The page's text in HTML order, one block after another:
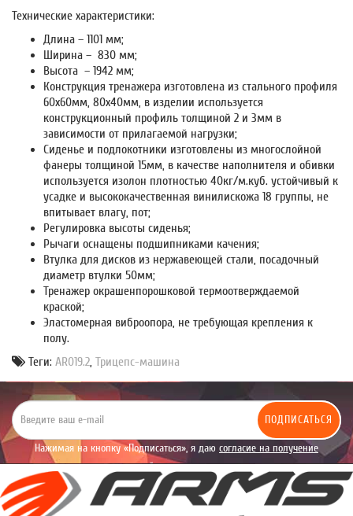
Технические характеристики:
Длина – 1101 мм;
Ширина – 830 мм;
Высота – 1942 мм;
Конструкция тренажера изготовлена из стального профиля
60х60мм, 80х40мм, в изделии используется
конструкционный профиль толщиной 2 и 3мм в
зависимости от прилагаемой нагрузки;
Сиденье и подлокотники изготовлены из многослойной
фанеры толщиной 15мм, в качестве наполнителя и обивки
используется изолон плотностью 40кг/м.куб. устойчивый к
усадке и высококачественная винилискожа 18 группы, не
впитывает влагу, пот;
Регулировка высоты сиденья;
Рычаги оснащены подшипниками качения;
Втулка для дисков из нержавеющей стали, посадочный
диаметр втулки 50мм;
Тренажер окрашенпорошковой термоотверждаемой
краской;
Эластомерная виброопора, не требующая крепления к
полу.
Теги: AR019.2, Трицепс-машина
ПОДПИСАТЬСЯ
Нажимая на кнопку «Подписаться», я даю согласие на получение
уведомлений рекламного характера.